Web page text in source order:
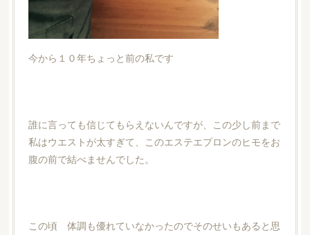
今から１０年ちょっと前の私です
誰に言っても信じてもらえないんですが、この少し前まで
私はウエストが太すぎて、このエステエプロンのヒモをお
腹の前で結べませんでした。
この頃 体調も優れていなかったのでそのせいもあると思